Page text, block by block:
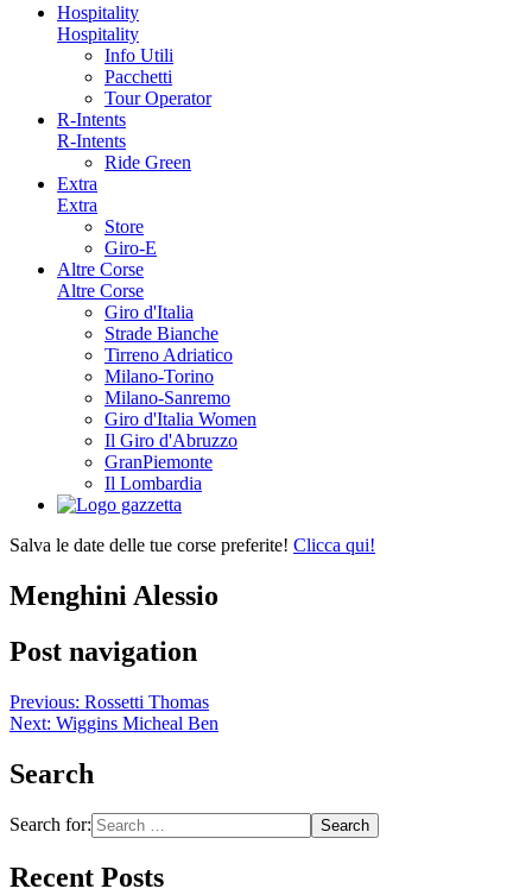
Hospitality
Hospitality
Info Utili
Pacchetti
Tour Operator
R-Intents
R-Intents
Ride Green
Extra
Extra
Store
Giro-E
Altre Corse
Altre Corse
Giro d'Italia
Strade Bianche
Tirreno Adriatico
Milano-Torino
Milano-Sanremo
Giro d'Italia Women
Il Giro d'Abruzzo
GranPiemonte
Il Lombardia
Salva le date delle tue corse preferite! Clicca qui!
Menghini Alessio
Post navigation
Previous: Rossetti Thomas
Next: Wiggins Micheal Ben
Search
Search for:
Recent Posts